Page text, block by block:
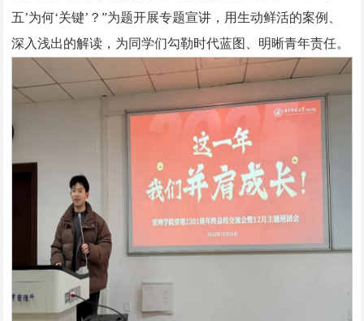
五’为何‘关键’？”为题开展专题宣讲，用生动鲜活的案例、
深入浅出的解读，为同学们勾勒时代蓝图、明晰青年责任。